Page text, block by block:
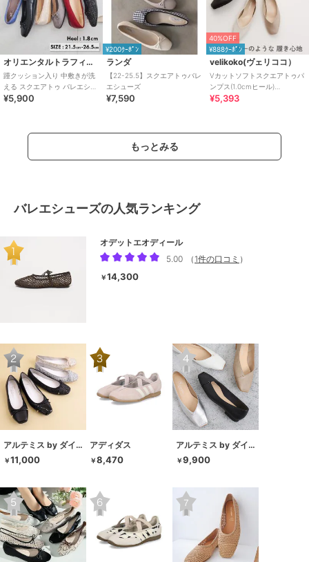
オリエンタルトラフィック
踵クッション入り 中敷きが洗
える スクエアトゥ バレエシュ
ーズ /R-4009
¥5,900
¥200ｸｰﾎﾟﾝ
ランダ
【22-25.5】スクエアトゥバレ
エシューズ
¥7,590
40%OFF
¥888ｸｰﾎﾟﾝ
velikoko(ヴェリココ）
Vカットソフトスクエアトゥパ
ンプス(1.0cmヒール)
[19.5~27.0cm]
¥5,393
もっとみる
バレエシューズの人気ランキング
オデットエオディール
5.00
（ 1件の口コミ ）
￥14,300
アルテミス by ダイアナ
￥11,000
アディダス
￥8,470
アルテミス by ダイアナ
￥9,900